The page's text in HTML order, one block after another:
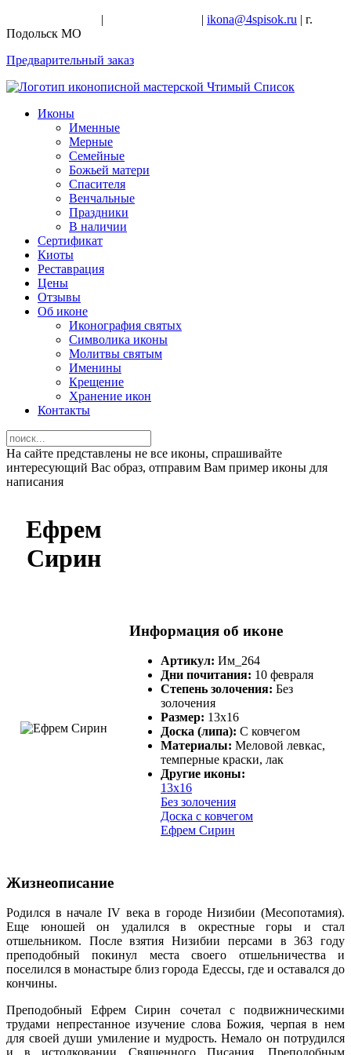
| | ikona@4spisok.ru | г.
Подольск МО
Предварительный заказ
Иконы
Именные
Мерные
Семейные
Божьей матери
Спасителя
Венчальные
Праздники
В наличии
Сертификат
Киоты
Реставрация
Цены
Отзывы
Об иконе
Иконография святых
Символика иконы
Молитвы святым
Именины
Крещение
Хранение икон
Контакты
На сайте представлены не все иконы, спрашивайте
интересующий Вас образ, отправим Вам пример иконы для
написания
Ефрем
Сирин
Информация об иконе
Артикул: Им_264
Дни почитания: 10 февраля
Степень золочения: Без
золочения
Размер: 13х16
Доска (липа): С ковчегом
Материалы: Меловой левкас,
темперные краски, лак
Другие иконы:
13х16
Без золочения
Доска с ковчегом
Ефрем Сирин
Жизнеописание
Родился в начале IV века в городе Низибии (Месопотамия).
Еще юношей он удалился в окрестные горы и стал
отшельником. После взятия Низибии персами в 363 году
преподобный покинул места своего отшельничества и
поселился в монастыре близ города Едессы, где и оставался до
кончины.
Преподобный Ефрем Сирин сочетал с подвижническими
трудами непрестанное изучение слова Божия, черпая в нем
для своей души умиление и мудрость. Немало он потрудился